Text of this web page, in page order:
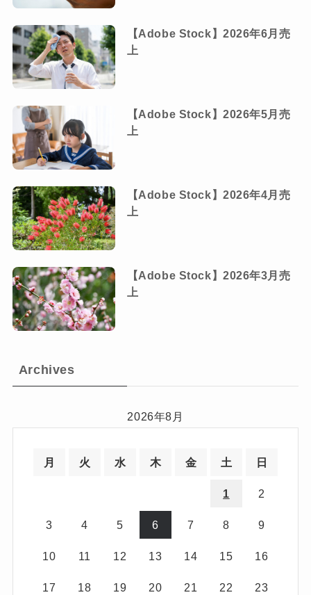
【Adobe Stock】2026年6月売
上
【Adobe Stock】2026年5月売
上
【Adobe Stock】2026年4月売
上
【Adobe Stock】2026年3月売
上
Archives
2026年8月
月 火 水 木 金 土 日
1 2
3 4 5 6 7 8 9
10 11 12 13 14 15 16
17 18 19 20 21 22 23